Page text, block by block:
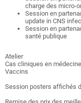
charge des micro-
Session en
update in CNS
Session en
santé publique
Atelier
Cas cliniques en
Vaccins
Session posters affichés